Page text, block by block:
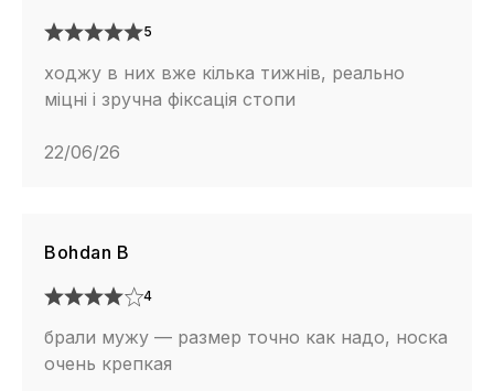
5
ходжу в них вже кілька тижнів, реально
міцні і зручна фіксація стопи
22/06/26
Bohdan B
4
брали мужу — размер точно как надо, носка
очень крепкая